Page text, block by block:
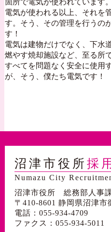
電気が使われる以上、それを
す。そう、その管理を行うの
す！
電気は建物だけでなく、下水
燃やす焼却施設など、至る所
すべてを問題なく安全に使用
が、そう、僕たち電気です！
沼津市役所 採用
Numazu City
沼津市役所 総務部人事
〒410-8601 静岡県沼津市
電話：055-934-4709
ファクス：055-934-5011